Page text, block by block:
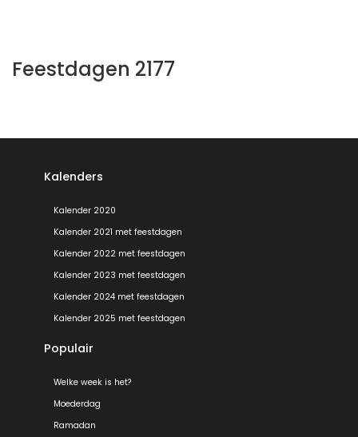
Feestdagen 2177
Kalenders
Kalender 2020
Kalender 2021 met feestdagen
Kalender 2022 met feestdagen
Kalender 2023 met feestdagen
Kalender 2024 met feestdagen
Kalender 2025 met feestdagen
Populair
Welke week is het?
Moederdag
Ramadan